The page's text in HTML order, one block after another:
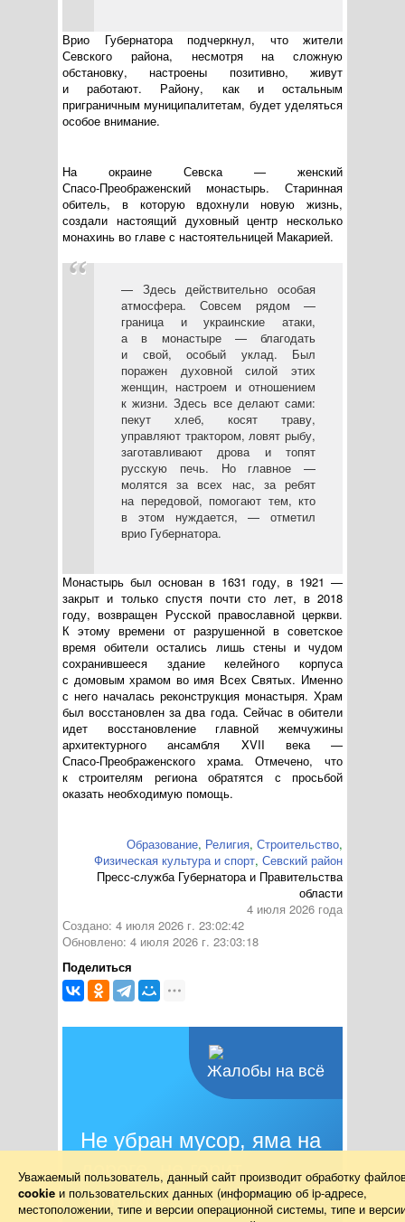
Врио Губернатора подчеркнул, что жители
Севского района, несмотря на сложную
обстановку, настроены позитивно, живут
и работают. Району, как и остальным
приграничным муниципалитетам, будет уделяться
особое внимание.
На окраине Севска — женский
Спасо-Преображенский монастырь. Старинная
обитель, в которую вдохнули новую жизнь,
создали настоящий духовный центр несколько
монахинь во главе с настоятельницей Макарией.
— Здесь действительно особая
атмосфера. Совсем рядом —
граница и украинские атаки,
а в монастыре — благодать
и свой, особый уклад. Был
поражен духовной силой этих
женщин, настроем и отношением
к жизни. Здесь все делают сами:
пекут хлеб, косят траву,
управляют трактором, ловят рыбу,
заготавливают дрова и топят
русскую печь. Но главное —
молятся за всех нас, за ребят
на передовой, помогают тем, кто
в этом нуждается, — отметил
врио Губернатора.
Монастырь был основан в 1631 году, в 1921 —
закрыт и только спустя почти сто лет, в 2018
году, возвращен Русской православной церкви.
К этому времени от разрушенной в советское
время обители остались лишь стены и чудом
сохранившееся здание келейного корпуса
с домовым храмом во имя Всех Святых. Именно
с него началась реконструкция монастыря. Храм
был восстановлен за два года. Сейчас в обители
идет восстановление главной жемчужины
архитектурного ансамбля XVII века —
Спасо-Преображенского храма. Отмечено, что
к строителям региона обратятся с просьбой
оказать необходимую помощь.
Образование, Религия, Строительство,
Физическая культура и спорт, Севский район
Пресс-служба Губернатора и Правительства
области
4 июля 2026 года
Создано: 4 июля 2026 г. 23:02:42
Обновлено: 4 июля 2026 г. 23:03:18
Поделиться
Жалобы на всё
Не убран мусор, яма на
дороге, не горит
фонарь?
Уважаемый пользователь, данный сайт производит обработку
cookie и пользовательских данных (информацию об ip-адресе,
местоположении, типе и версии операционной системы, типе и